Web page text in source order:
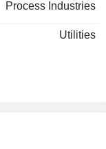
Process Industries
Utilities